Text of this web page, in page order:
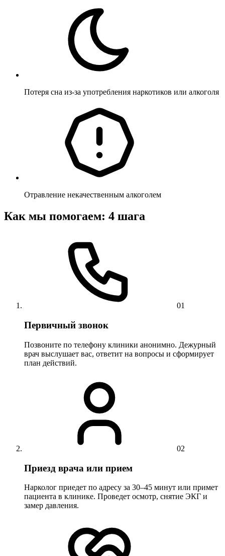
Потеря сна из-за употребления наркотиков или алкоголя
Отравление некачественным алкоголем
Как мы помогаем: 4 шага
01
Первичный звонок
Позвоните по телефону клиники анонимно. Дежурный
врач выслушает вас, ответит на вопросы и сформирует
план действий.
02
Приезд врача или прием
Нарколог приедет по адресу за 30–45 минут или примет
пациента в клинике. Проведет осмотр, снятие ЭКГ и
замер давления.